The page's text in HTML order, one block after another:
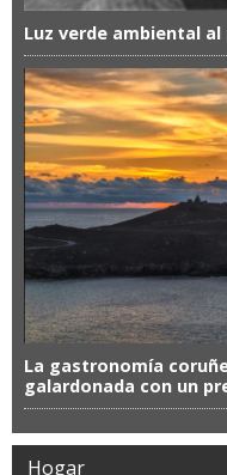
Luz verde ambiental
La gastronomía
galardonada con un
Hogar